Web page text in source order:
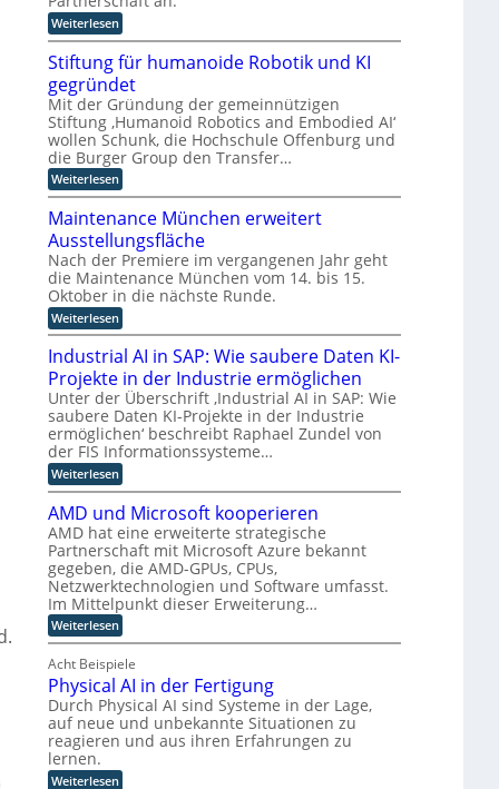
c
h
e
r
I
n
t
e
l
l
g
e
n
z
z
u
o
p
i
m
i
e
r
t
e
n
L
o
g
i
s
t
i
k
p
r
o
C
H
-
I
n
d
u
s
t
r
i
e
z
u
t
k
l
a
s
s
i
s
c
h
e
Z
e
t
i
f
i
z
i
e
r
u
n
g
s
v
e
r
f
a
h
r
e
n
r
m
I
n
d
u
s
t
r
i
e
4
.
r
i
c
h
t
e
t
F
o
k
u
s
a
u
f
i
n
d
u
s
t
r
i
e
l
l
e
K
I
Weiterlesen:
M
i
t
i
n
d
u
s
t
r
i
l
l
e
r
K
I
E
n
w
c
k
l
u
n
g
u
n
d
r
e
a
l
e
n
B
e
t
i
e
b
z
s
a
Stiftung für humanoide Robotik und KI
gegründet
Mit der Gründung der gemeinnützigen
Stiftung ‚Humanoid Robotics and Embodied AI‘
wollen Schunk, die Hochschule Offenburg und
die Burger Group den Transfer…
Weiterlesen:
S
i
f
t
u
n
g
f
ü
r
h
u
m
a
n
o
i
d
e
R
o
b
o
t
i
k
u
n
d
K
g
e
g
r
n
d
Maintenance München erweitert
Ausstellungsfläche
Nach der Premiere im vergangenen Jahr geht
die Maintenance München vom 14. bis 15.
Oktober in die nächste Runde.
Weiterlesen:
M
a
i
n
t
e
n
a
n
c
e
M
ü
n
c
h
e
n
e
r
w
e
i
t
e
r
t
A
u
s
Industrial AI in SAP: Wie saubere Daten KI-
Projekte in der Industrie ermöglichen
Unter der Überschrift ‚Industrial AI in SAP: Wie
saubere Daten KI-Projekte in der Industrie
ermöglichen‘ beschreibt Raphael Zundel von
der FIS Informationssysteme…
Weiterlesen:
I
n
d
u
s
t
r
i
a
l
A
I
n
S
A
P
W
i
AMD und Microsoft kooperieren
AMD hat eine erweiterte strategische
Partnerschaft mit Microsoft Azure bekannt
gegeben, die AMD-GPUs, CPUs,
Netzwerktechnologien und Software umfasst.
Im Mittelpunkt dieser Erweiterung…
Weiterlesen:
A
M
D
u
n
d
M
i
r
Acht Beispiele
Physical AI in der Fertigung
Durch Physical AI sind Systeme in der Lage,
auf neue und unbekannte Situationen zu
reagieren und aus ihren Erfahrungen zu
lernen.
Weiterlesen: